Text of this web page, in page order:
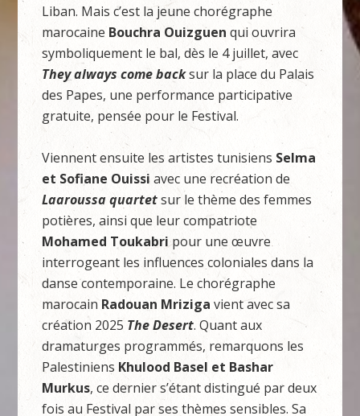
Liban. Mais c’est la jeune chorégraphe
marocaine Bouchra Ouizguen qui ouvrira
symboliquement le bal, dès le 4 juillet, avec
They always come backsur la place du Palais
des Papes, une performance participative
gratuite, pensée pour le Festival.
Viennent ensuite les artistes tunisiens Selma
et Sofiane Ouissiavec une recréation de
Laaroussa quartetsur le thème des femmes
potières, ainsi que leur compatriote
Mohamed Toukabripour une œuvre
interrogeant les influences coloniales dans la
danse contemporaine. Le chorégraphe
marocain Radouan Mriziga vient avec sa
création 2025 The Desert. Quant aux
dramaturges programmés, remarquons les
Palestiniens Khulood Basel et Bashar
Murkus, ce dernier s’étant distingué par deux
fois au Festival par ses thèmes sensibles. Sa